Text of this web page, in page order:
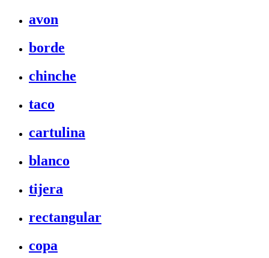
avon
borde
chinche
taco
cartulina
blanco
tijera
rectangular
copa